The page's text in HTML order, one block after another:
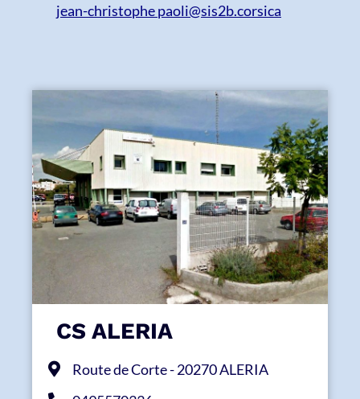
jean-christophe paoli@sis2b.corsica
CS ALERIA
Route de Corte - 20270 ALERIA